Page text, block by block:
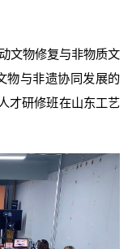
文物修复与非物质文
物与非遗协同发展的
才研修班在山东工艺